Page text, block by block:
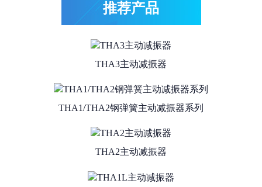
推荐产品
THA4系列抗冲击型主动减振器
THA3主动减振器
THA1/THA2钢弹簧主动减振器系列
THA2主动减振器